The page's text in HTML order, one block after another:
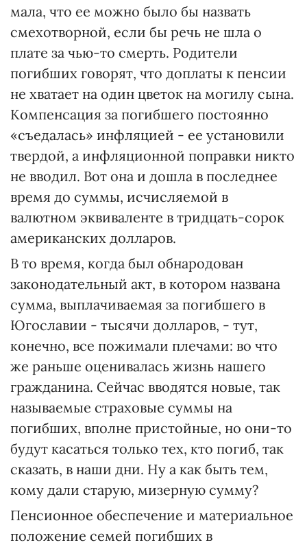
мала, что ее можно было бы назвать
смехотворной, если бы речь не шла о
плате за чью-то смерть. Родители
погибших говорят, что доплаты к пенсии
не хватает на один цветок на могилу сына.
Компенсация за погибшего постоянно
«съедалась» инфляцией - ее установили
твердой, а инфляционной поправки никто
не вводил. Вот она и дошла в последнее
время до суммы, исчисляемой в
валютном эквиваленте в тридцать-сорок
американских долларов.
В то время, когда был обнародован
законодательный акт, в котором названа
сумма, выплачиваемая за погибшего в
Югославии - тысячи долларов, - тут,
конечно, все пожимали плечами: во что
же раньше оценивалась жизнь нашего
гражданина. Сейчас вводятся новые, так
называемые страховые суммы на
погибших, вполне пристойные, но они-то
будут касаться только тех, кто погиб, так
сказать, в наши дни. Ну а как быть тем,
кому дали старую, мизерную сумму?
Пенсионное обеспечение и материальное
положение семей погибших в